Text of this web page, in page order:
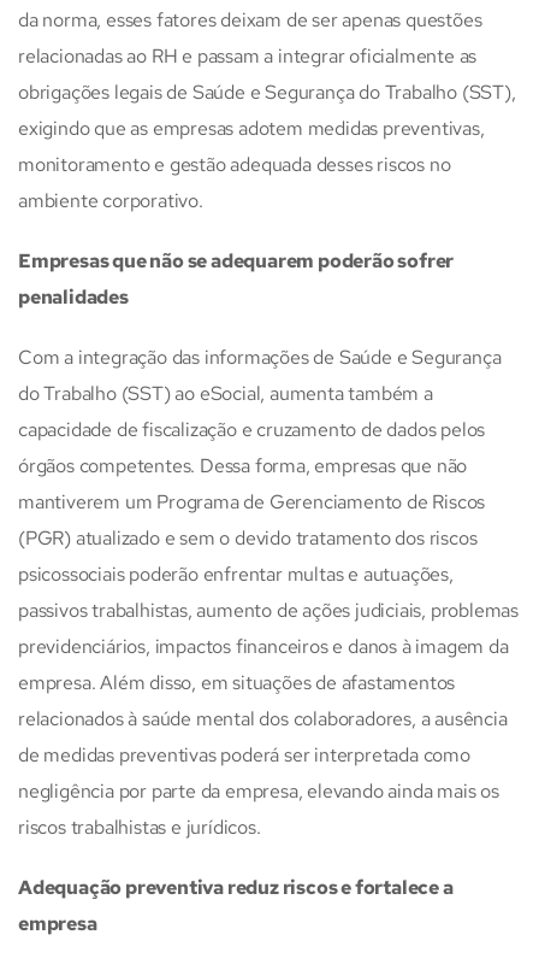
da norma, esses fatores deixam de ser apenas questões
relacionadas ao RH e passam a integrar oficialmente as
obrigações legais de Saúde e Segurança do Trabalho (SST),
exigindo que as empresas adotem medidas preventivas,
monitoramento e gestão adequada desses riscos no
ambiente corporativo.
Empresas que não se adequarem poderão sofrer
penalidades
Com a integração das informações de Saúde e Segurança
do Trabalho (SST) ao eSocial, aumenta também a
capacidade de fiscalização e cruzamento de dados pelos
órgãos competentes. Dessa forma, empresas que não
mantiverem um Programa de Gerenciamento de Riscos
(PGR) atualizado e sem o devido tratamento dos riscos
psicossociais poderão enfrentar multas e autuações,
passivos trabalhistas, aumento de ações judiciais, problemas
previdenciários, impactos financeiros e danos à imagem da
empresa. Além disso, em situações de afastamentos
relacionados à saúde mental dos colaboradores, a ausência
de medidas preventivas poderá ser interpretada como
negligência por parte da empresa, elevando ainda mais os
riscos trabalhistas e jurídicos.
Adequação preventiva reduz riscos e fortalece a
empresa